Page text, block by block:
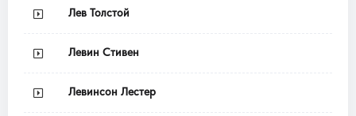
Лев Толстой
Левин Стивен
Левинсон Лестер